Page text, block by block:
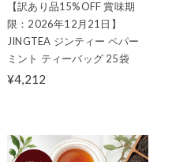
【訳あり品15%OFF 賞味期
限：2026年12月21日】
JINGTEA ジンティー ペパー
ミント ティーバッグ 25袋
¥4,212